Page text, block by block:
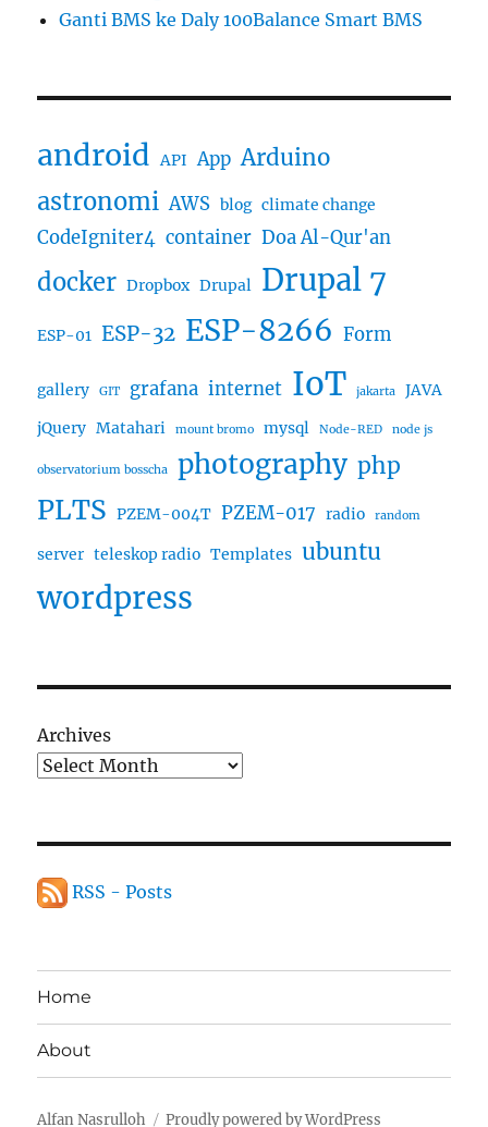
Ganti BMS ke Daly 100Balance Smart BMS
android API App Arduino
astronomi AWS blog climate change
CodeIgniter4 container Doa Al-Qur'an
docker Dropbox Drupal Drupal 7
ESP-01 ESP-32 ESP-8266 Form
gallery GIT grafana internet IoT jakarta
JAVA
jQuery Matahari mount bromo mysql Node-RED node js
observatorium bosscha photography php
PLTS PZEM-004T PZEM-017 radio random
server teleskop radio Templates ubuntu
wordpress
Archives
RSS - Posts
Home
About
Alfan Nasrulloh Proudly powered by WordPress